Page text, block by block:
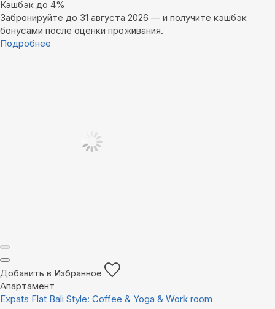
Кэшбэк до 4%
Забронируйте до 31 августа 2026 — и получите кэшбэк
бонусами после оценки проживания.
Подробнее
Добавить в Избранное
Апартамент
Expats Flat Bali Style: Coffee & Yoga & Work room